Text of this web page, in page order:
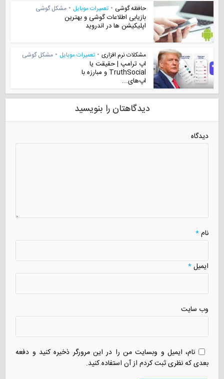
حافظه گوشی • تعمیرات موبایل • مشکل گوشی
بازیابی اطلاعات گوشی و بهترین
اپلیکیشن ها در اندروید
مشکلات نرم افزاری • تعمیرات موبایل • مشکل گوشی
اپ ترامپ | حقیقت یا
TruthSocial و مبارزه با
اپ‌های...
دیدگاهتان را بنویسید
دیدگاه
نام*
ایمیل*
وب سایت
نام، ایمیل و وبسایت من را در این مرورگر ذخیره کنید و دفعه
بعدی که نظری ثبت کردم از آن استفاده کنید.